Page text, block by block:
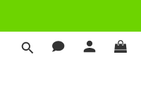
立即購買